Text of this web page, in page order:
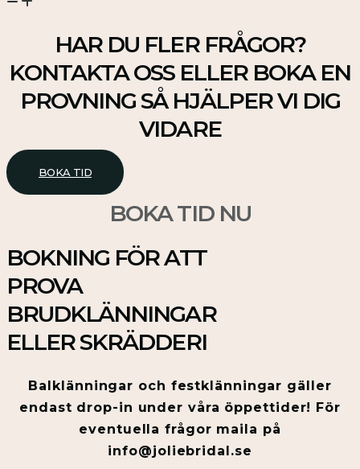
HAR DU FLER FRÅGOR?
KONTAKTA OSS ELLER BOKA EN
PROVNING SÅ HJÄLPER VI DIG
VIDARE
BOKA TID
BOKA TID NU
BOKNING FÖR ATT
PROVA
BRUDKLÄNNINGAR
ELLER SKRÄDDERI
Balklänningar och festklänningar gäller
endast drop-in under våra öppettider! För
eventuella frågor maila på
info@joliebridal.se